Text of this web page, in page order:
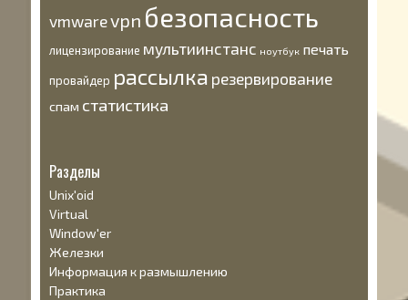
vmwarevpn безопасность
лицензирование мультиинстанс ноутбук печать
провайдер рассылка резервирование
спам статистика
Разделы
Unix'oid
Virtual
Window'er
Железки
Информация к размышлению
Практика